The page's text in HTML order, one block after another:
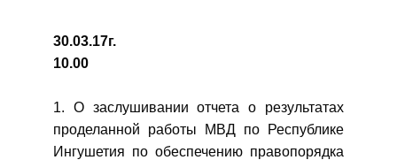
30.03.17г.
10.00
1. О заслушивании отчета о результатах
проделанной работы МВД по Республике
Ингушетия по обеспечению правопорядка